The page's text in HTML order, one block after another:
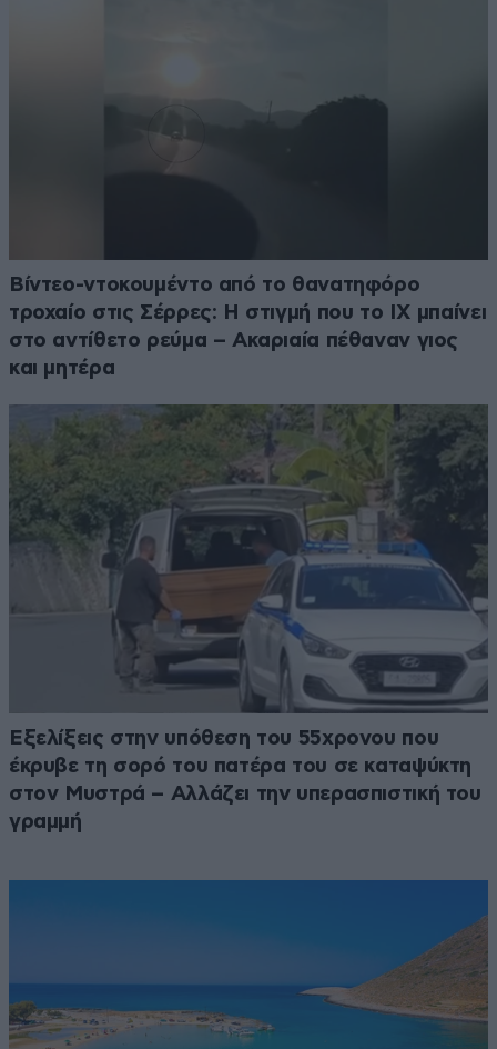
Βίντεο-ντοκουμέντο από το θανατηφόρο
τροχαίο στις Σέρρες: Η στιγμή που το ΙΧ μπαίνει
στο αντίθετο ρεύμα – Ακαριαία πέθαναν γιος
και μητέρα
Εξελίξεις στην υπόθεση του 55χρονου που
έκρυβε τη σορό του πατέρα του σε καταψύκτη
στον Μυστρά – Αλλάζει την υπερασπιστική του
γραμμή